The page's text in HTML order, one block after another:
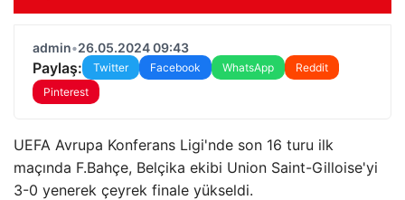
admin•26.05.2024 09:43
Paylaş: Twitter Facebook WhatsApp
Reddit
Pinterest
UEFA Avrupa Konferans Ligi'nde son 16 turu ilk
maçında F.Bahçe, Belçika ekibi Union Saint-Gilloise'yi
3-0 yenerek çeyrek finale yükseldi.